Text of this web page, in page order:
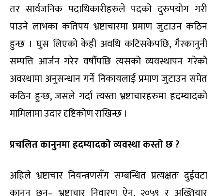
तर सार्वजनिक पदाधिकारीहरुले पदको दुरुपयोग गरी
पाउने लाभका कतिपय भ्रष्टाचारमा प्रमाण जुटाउन कठिन
हुन्छ । घुस लिएको केही अवधि कटिसकेपछि, गैरकानुनी
सम्पत्ति आर्जन गरेर वर्षौपछि त्यसको व्यवस्थापन गरेको
अवस्थामा अनुसन्धान गर्ने निकायलाई प्रमाण जुटाउन समेत
कठिन हुन्छ, जसले गर्दा त्यस्ता भ्रष्टाचारहरुमा हदम्यादको
मामिलामा उदार दृष्टिकोण राखिन्छ ।
प्रचलित कानुनमा हदम्यादको व्यवस्था कस्तो छ ?
अहिले भ्रष्टाचार नियन्त्रणसँग सम्बन्धित प्रत्यक्षतः दुईवटा